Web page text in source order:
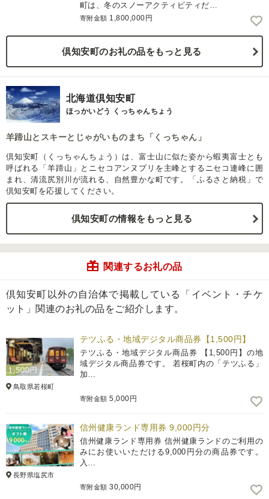
町は、冬のスノーアクティビティだ…
寄附金額 1,800,000円
倶知安町のお礼の品をもっと見る
北海道倶知安町
ほっかいどう くっちゃんちょう
羊蹄山とスキーとじゃがいものまち「くっちゃん」
倶知安町（くっちゃんちょう）は、富士山に似た姿から蝦夷富士とも
呼ばれる「羊蹄山」とニセコアンヌプリを主峰とするニセコ連峰に囲
まれ、清流尻別川が流れる、自然豊かな町です。「ふるさと納税」で
倶知安町を応援してください。
倶知安町の情報をもっと見る
関連するお礼の品
倶知安町以外の自治体で掲載している「イベント・チケ
ット」関連のお礼の品をご紹介します。
鳥取県若桜町
テツふる・地域デジタル商品券【1,500円】
テツふる・地域デジタル商品券 【1,500円】の地
域デジタル商品券です。 若桜町内の「テツふる」
加…
寄附金額 5,000円
長野県塩尻市
信州健康ランド専用券 9,000円分
信州健康ランド専用券 信州健康ランドのご利用の
みにお使いいただける9,000円分の商品券です。
入…
寄附金額 30,000円